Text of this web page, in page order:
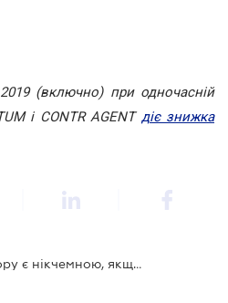
(включно) при одночасній
і CONTR AGENT діє знижка
Умова кредитного договору є нікчемною, якщо вона передбачає плату за дії, які не є послугою